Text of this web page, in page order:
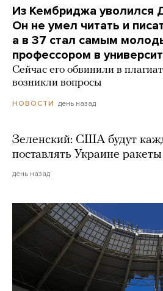
Из Кембриджа уволился
Он не умел читать и
а в 37 стал самым
профессором в
Сейчас его обвинили в
возникли вопросы
НОВОСТИ день назад
Зеленский: США будут
поставлять Украине
день назад